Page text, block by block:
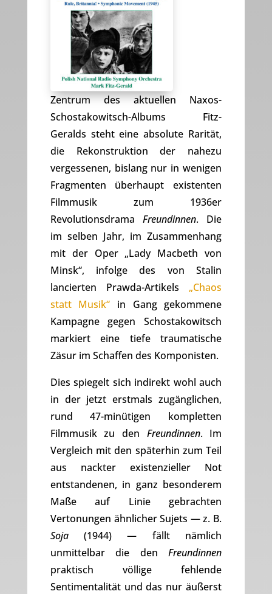
Zentrum des aktuellen Naxos-
Schostakowitsch-Albums Fitz-
Geralds steht eine absolute Rarität,
die Rekonstruktion der nahezu
vergessenen, bislang nur in wenigen
Fragmenten überhaupt existenten
Filmmusik zum 1936er
Revolutionsdrama Freundinnen. Die
im selben Jahr, im Zusammenhang
mit der Oper „Lady Macbeth von
Minsk“, infolge des von Stalin
lancierten Prawda-Artikels „Chaos
statt Musik“ in Gang gekommene
Kampagne gegen Schostakowitsch
markiert eine tiefe traumatische
Zäsur im Schaffen des Komponisten.
Dies spiegelt sich indirekt wohl auch
in der jetzt erstmals zugänglichen,
rund 47-minütigen kompletten
Filmmusik zu den Freundinnen. Im
Vergleich mit den späterhin zum Teil
aus nackter existenzieller Not
entstandenen, in ganz besonderem
Maße auf Linie gebrachten
Vertonungen ähnlicher Sujets — z. B.
Soja(1944) — fällt nämlich
unmittelbar die denFreundinnen
praktisch völlige fehlende
Sentimentalität und das nur äußerst